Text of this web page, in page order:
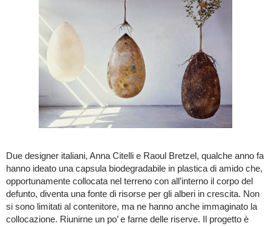
Due designer italiani, Anna Citelli e Raoul Bretzel, qualche anno fa
hanno ideato una capsula biodegradabile in plastica di amido che,
opportunamente collocata nel terreno con all’interno il corpo del
defunto, diventa una fonte di risorse per gli alberi in crescita. Non
si sono limitati al contenitore, ma ne hanno anche immaginato la
collocazione. Riunirne un po’ e farne delle riserve. Il progetto è